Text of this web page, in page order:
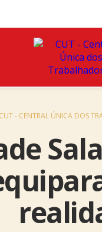
CUT - CENTRAL ÚNICA DOS